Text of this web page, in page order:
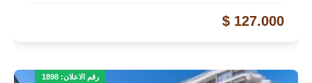
127.000 $
رقم الاعلان: 1898